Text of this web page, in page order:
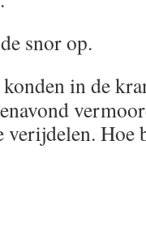
snor op.
in de
verijdelen. Hoe